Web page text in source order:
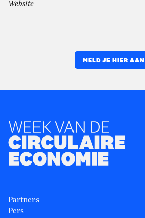
Website
MELD JE HIER AAN
Partners
Pers